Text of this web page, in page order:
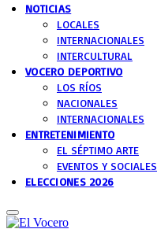
NOTICIAS
LOCALES
INTERNACIONALES
INTERCULTURAL
VOCERO DEPORTIVO
LOS RÍOS
NACIONALES
INTERNACIONALES
ENTRETENIMIENTO
EL SÉPTIMO ARTE
EVENTOS Y SOCIALES
ELECCIONES 2026